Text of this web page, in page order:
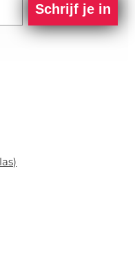
Schrijf je in